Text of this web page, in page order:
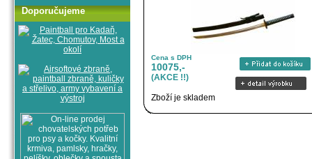
Cena s DPH
10075,-
(AKCE !!)
Zboží je skladem
Doporučujeme